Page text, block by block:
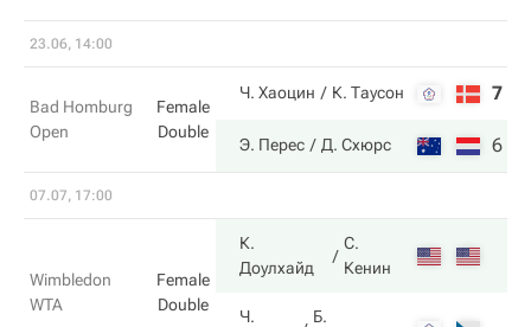
23.06, 14:00
Bad Homburg
Open
Female
Double
Ч. Хаоцин К. Таусон 7
Э. Перес Д. Схюрс 6
07.07, 17:00
Wimbledon
WTA
Female
Double
К.
Доулхайд
С.
Кенин
Ч.
Б.